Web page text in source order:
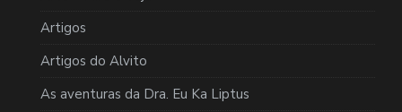
Artigos
Artigos do Alvito
As aventuras da Dra. Eu Ka Liptus